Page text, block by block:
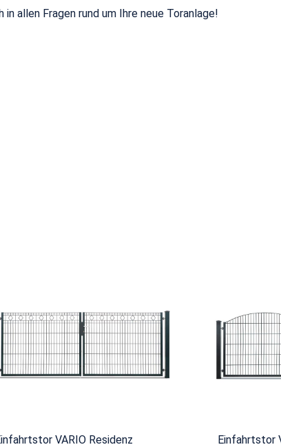
allen Fragen rund um Ihre neue Toranlage!
VARIO Residenz
Einfahrtstor